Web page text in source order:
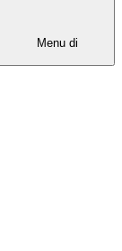
Menu di